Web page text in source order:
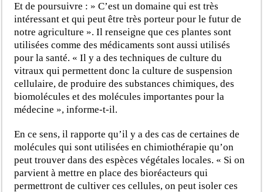
Et de poursuivre : » C’est un domaine qui est très
intéressant et qui peut être très porteur pour le futur de
notre agriculture ». Il renseigne que ces plantes sont
utilisées comme des médicaments sont aussi utilisés
pour la santé. « Il y a des techniques de culture du
vitraux qui permettent donc la culture de suspension
cellulaire, de produire des substances chimiques, des
biomolécules et des molécules importantes pour la
médecine », informe-t-il.
En ce sens, il rapporte qu’il y a des cas de certaines de
molécules qui sont utilisées en chimiothérapie qu’on
peut trouver dans des espèces végétales locales. « Si on
parvient à mettre en place des bioréacteurs qui
permettront de cultiver ces cellules, on peut isoler ces